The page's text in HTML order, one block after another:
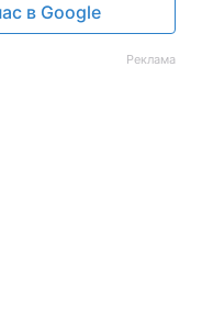
в Google
Реклама